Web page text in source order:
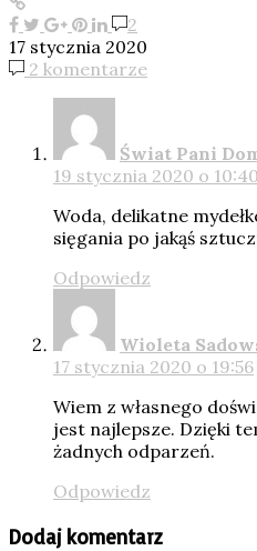
2
17 stycznia 2020
2 komentarze
Świat Pani
19 stycznia 2020 o 10:40
Woda, delikatne
sięgania po jakąś
Odpowiedz
Wioleta
17 stycznia 2020 o 19:56
Wiem z własnego
jest najlepsze. Dzięki
żadnych odparzeń.
Odpowiedz
Dodaj komentarz